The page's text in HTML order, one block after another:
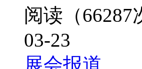
阅读（66287
03-23
展会报道